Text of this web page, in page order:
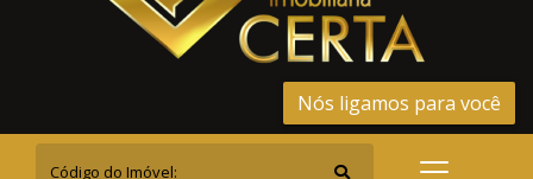
Nós ligamos para você